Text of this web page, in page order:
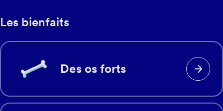
Les bienfaits
Des os forts